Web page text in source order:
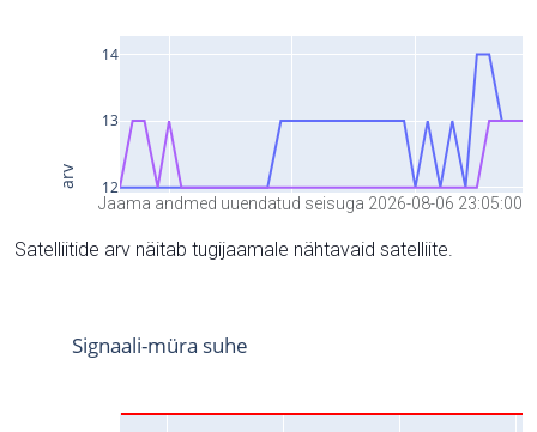
Jaama andmed uuendatud seisuga 2026-08-06 23:05:00
Satelliitide arv näitab tugijaamale nähtavaid satelliite.